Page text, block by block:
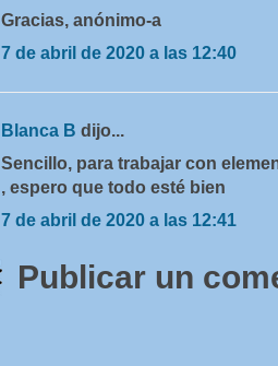
Gracias, anónimo-a
7 de abril de 2020 a las 12:40
Blanca B dijo...
Sencillo, para trabajar con
, espero que todo esté bien
7 de abril de 2020 a las 12:41
Publicar un